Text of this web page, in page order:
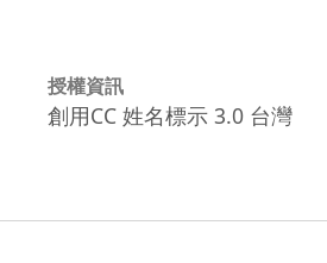
授權資訊
創用CC 姓名標示 3.0 台灣